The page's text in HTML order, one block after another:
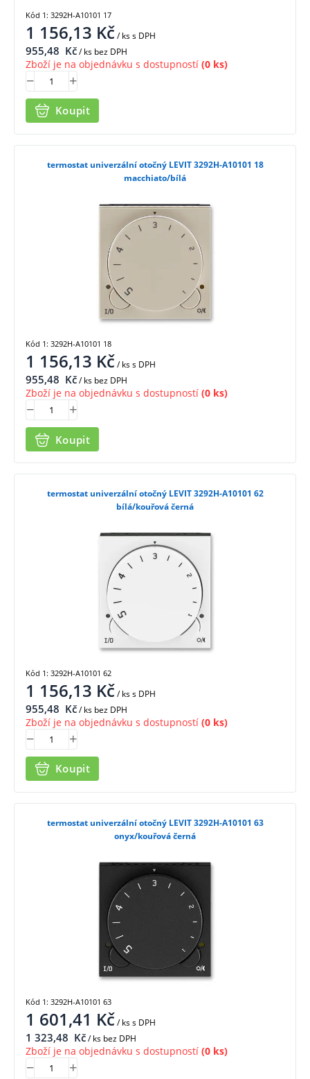
1 156,13 Kč/ kss DPH
955,48 Kč/ ks bez DPH
Zboží je na objednávku s dostupností (0 ks)
Koupit
Kód 1: 3292H-A10101 17
termostat univerzální otočný LEVIT 3292H-A10101 18
macchiato/bílá
1 156,13 Kč/ kss DPH
955,48 Kč/ ks bez DPH
Zboží je na objednávku s dostupností (0 ks)
Koupit
Kód 1: 3292H-A10101 18
termostat univerzální otočný LEVIT 3292H-A10101 62
bílá/kouřová černá
1 156,13 Kč/ kss DPH
955,48 Kč/ ks bez DPH
Zboží je na objednávku s dostupností (0 ks)
Koupit
Kód 1: 3292H-A10101 62
termostat univerzální otočný LEVIT 3292H-A10101 63
onyx/kouřová černá
1 601,41 Kč/ kss DPH
1 323,48 Kč/ ks bez DPH
Zboží je na objednávku s dostupností (0 ks)
Kód 1: 3292H-A10101 63